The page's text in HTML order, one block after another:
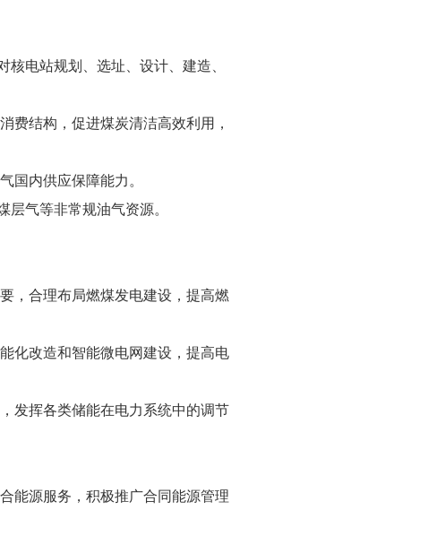
电站规划、选址、设计、建造、
费结构，促进煤炭清洁高效利用，
国内供应保障能力。
气等非常规油气资源。
，合理布局燃煤发电建设，提高燃
化改造和智能微电网建设，提高电
发挥各类储能在电力系统中的调节
能源服务，积极推广合同能源管理